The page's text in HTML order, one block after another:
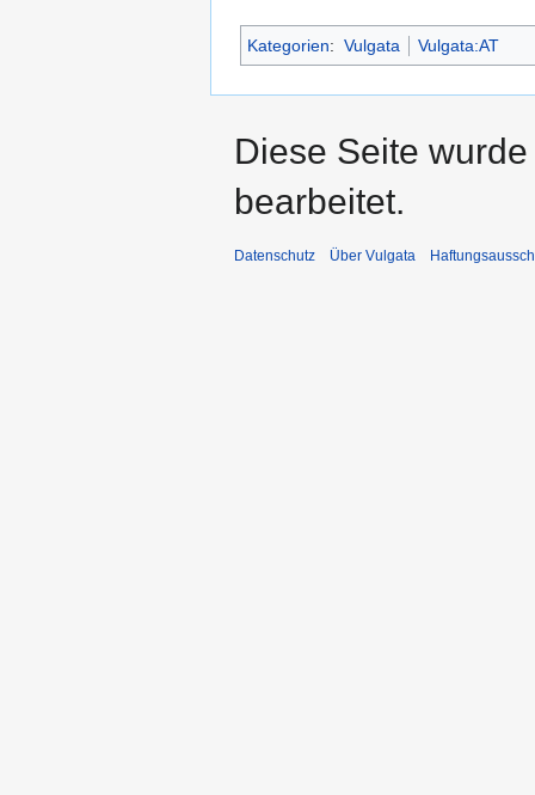
Kategorien: Vulgata Vulgata:AT
Diese Seite
bearbeitet.
Datenschutz Über Vulgata